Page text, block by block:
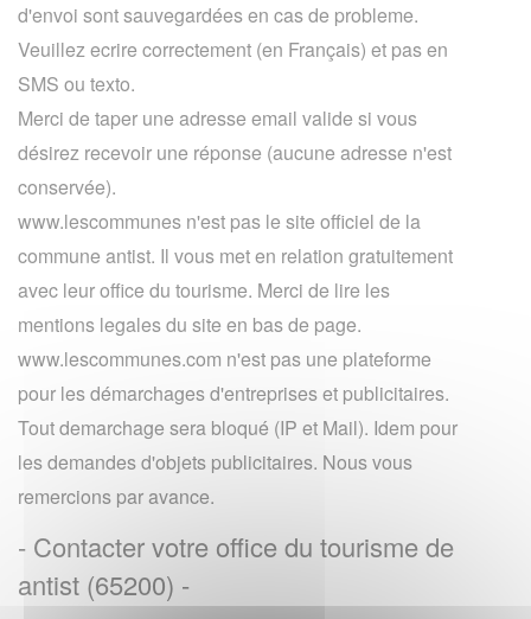
d'envoi sont sauvegardées en cas de probleme.
Veuillez ecrire correctement (en Français) et pas en
SMS ou texto.
Merci de taper une adresse email valide si vous
désirez recevoir une réponse (aucune adresse n'est
conservée).
www.lescommunes n'est pas le site officiel de la
commune antist. Il vous met en relation gratuitement
avec leur office du tourisme. Merci de lire les
mentions legales du site en bas de page.
www.lescommunes.com n'est pas une plateforme
pour les démarchages d'entreprises et publicitaires.
Tout demarchage sera bloqué (IP et Mail). Idem pour
les demandes d'objets publicitaires. Nous vous
remercions par avance.
- Contacter votre office du tourisme de
antist (65200) -